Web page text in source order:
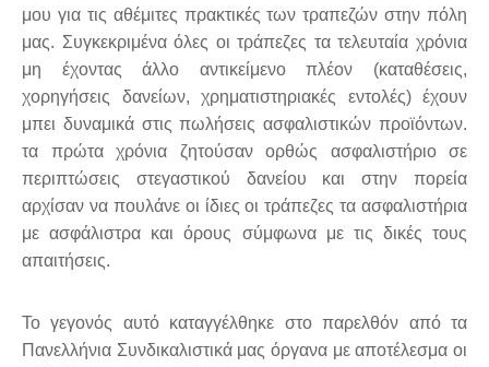
μου για τις αθέμιτες πρακτικές των τραπεζών στην πόλη
μας. Συγκεκριμένα όλες οι τράπεζες τα τελευταία χρόνια
μη έχοντας άλλο αντικείμενο πλέον (καταθέσεις,
χορηγήσεις δανείων, χρηματιστηριακές εντολές) έχουν
μπει δυναμικά στις πωλήσεις ασφαλιστικών προϊόντων.
τα πρώτα χρόνια ζητούσαν ορθώς ασφαλιστήριο σε
περιπτώσεις στεγαστικού δανείου και στην πορεία
αρχίσαν να πουλάνε οι ίδιες οι τράπεζες τα ασφαλιστήρια
με ασφάλιστρα και όρους σύμφωνα με τις δικές τους
απαιτήσεις.
Το γεγονός αυτό καταγγέλθηκε στο παρελθόν από τα
Πανελλήνια Συνδικαλιστικά μας όργανα με αποτέλεσμα οι